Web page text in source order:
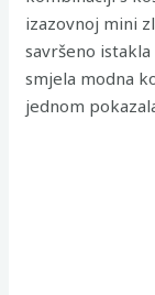
izazovnoj mini
savršeno
smjela modna
jednom